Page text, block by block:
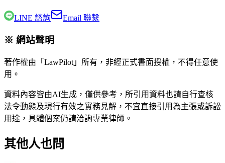
LINE 諮詢 Email 聯繫
※ 網站聲明
著作權由「LawPilot」所有，非經正式書面授權，不得任意使
用。
資料內容皆由AI生成，僅供參考，所引用資料也請自行查核
法令動態及現行有效之實務見解，不宜直接引用為主張或訴訟
用途，具體個案仍請洽詢專業律師。
其他人也問